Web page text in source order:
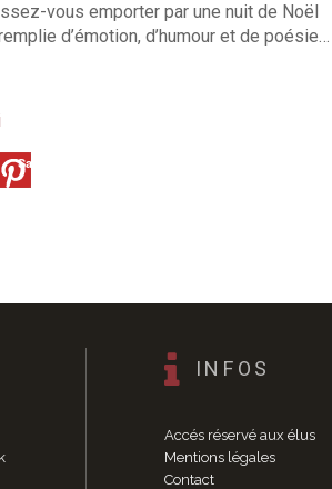
vous emporter par une nuit de Noël
d’émotion, d’humour et de poésie…
Save
INFOS
Accés réservé aux élus
Mentions légales
Contact